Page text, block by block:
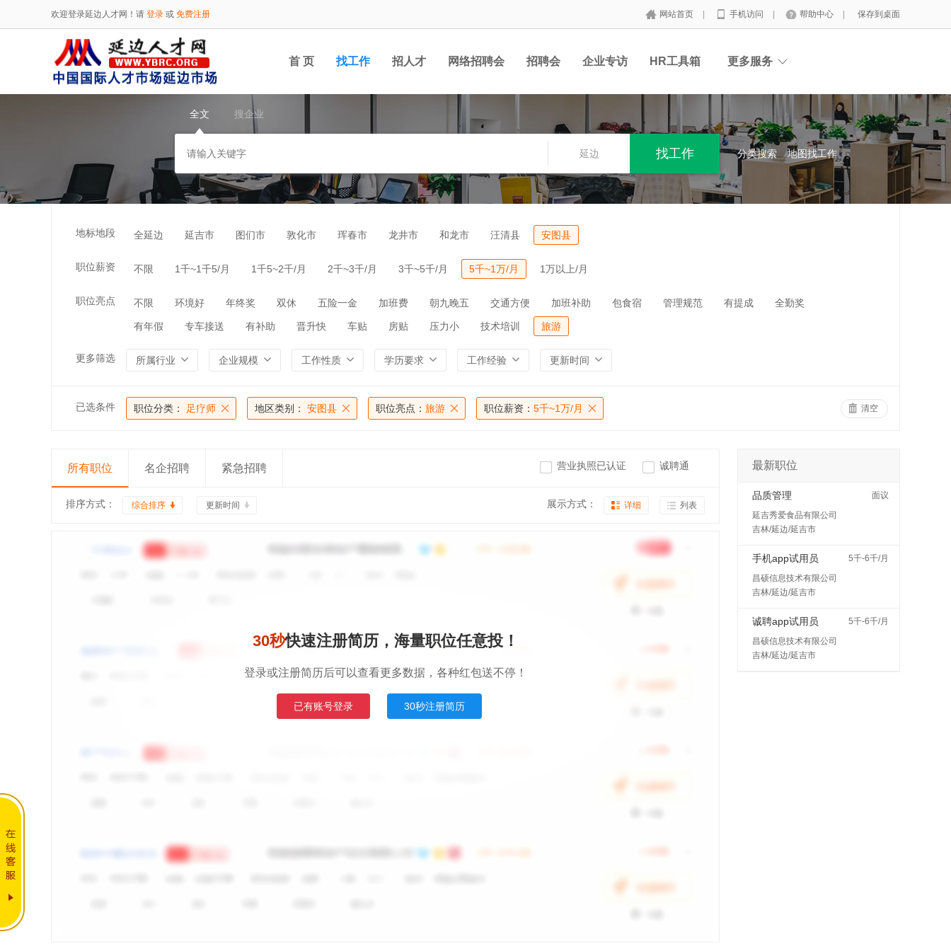
欢迎登录延边人才网！请 登录 或 免费注册 网站首页 手机访问 帮助中心 保存到桌面
首 页 找工作 招人才 网络招聘会 招聘会 企业专访 HR工具箱 更多服务
全文 搜企业
延边 分类搜索 地图找工作
地标地段 全延边 延吉市 图们市 敦化市 珲春市 龙井市 和龙市 汪清县 安图县
职位薪资 不限 1千~1千5/月 1千5~2千/月 2千~3千/月 3千~5千/月 5千~1万/月 1万以上/月
职位亮点 不限 环境好 年终奖 双休 五险一金 加班费 朝九晚五 交通方便 加班补助 包食宿 管理规范 有提成 全勤奖
有年假 专车接送 有补助 晋升快 车贴 房贴 压力小 技术培训 旅游
更多筛选 所属行业 企业规模 工作性质 学历要求 工作经验 更新时间
已选条件 职位分类： 足疗师 地区类别： 安图县 职位亮点： 旅游 职位薪资： 5千~1万/月 清空
所有职位 名企招聘 紧急招聘 营业执照已认证 诚聘通
排序方式： 综合排序 更新时间 展示方式： 详细 列表
30秒快速注册简历，海量职位任意投！
登录或注册简历后可以查看更多数据，各种红包送不停！
已有账号登录 30秒注册简历
最新职位
品质管理
面议
延吉秀爱食品有限公司
吉林/延边/延吉市
手机app试用员
5千-6千/月
昌硕信息技术有限公司
吉林/延边/延吉市
诚聘app试用员
5千-6千/月
昌硕信息技术有限公司
吉林/延边/延吉市